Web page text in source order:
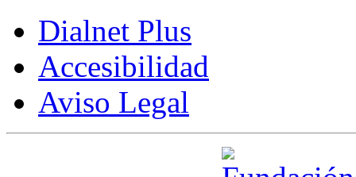
Dialnet Plus
Accesibilidad
Aviso Legal